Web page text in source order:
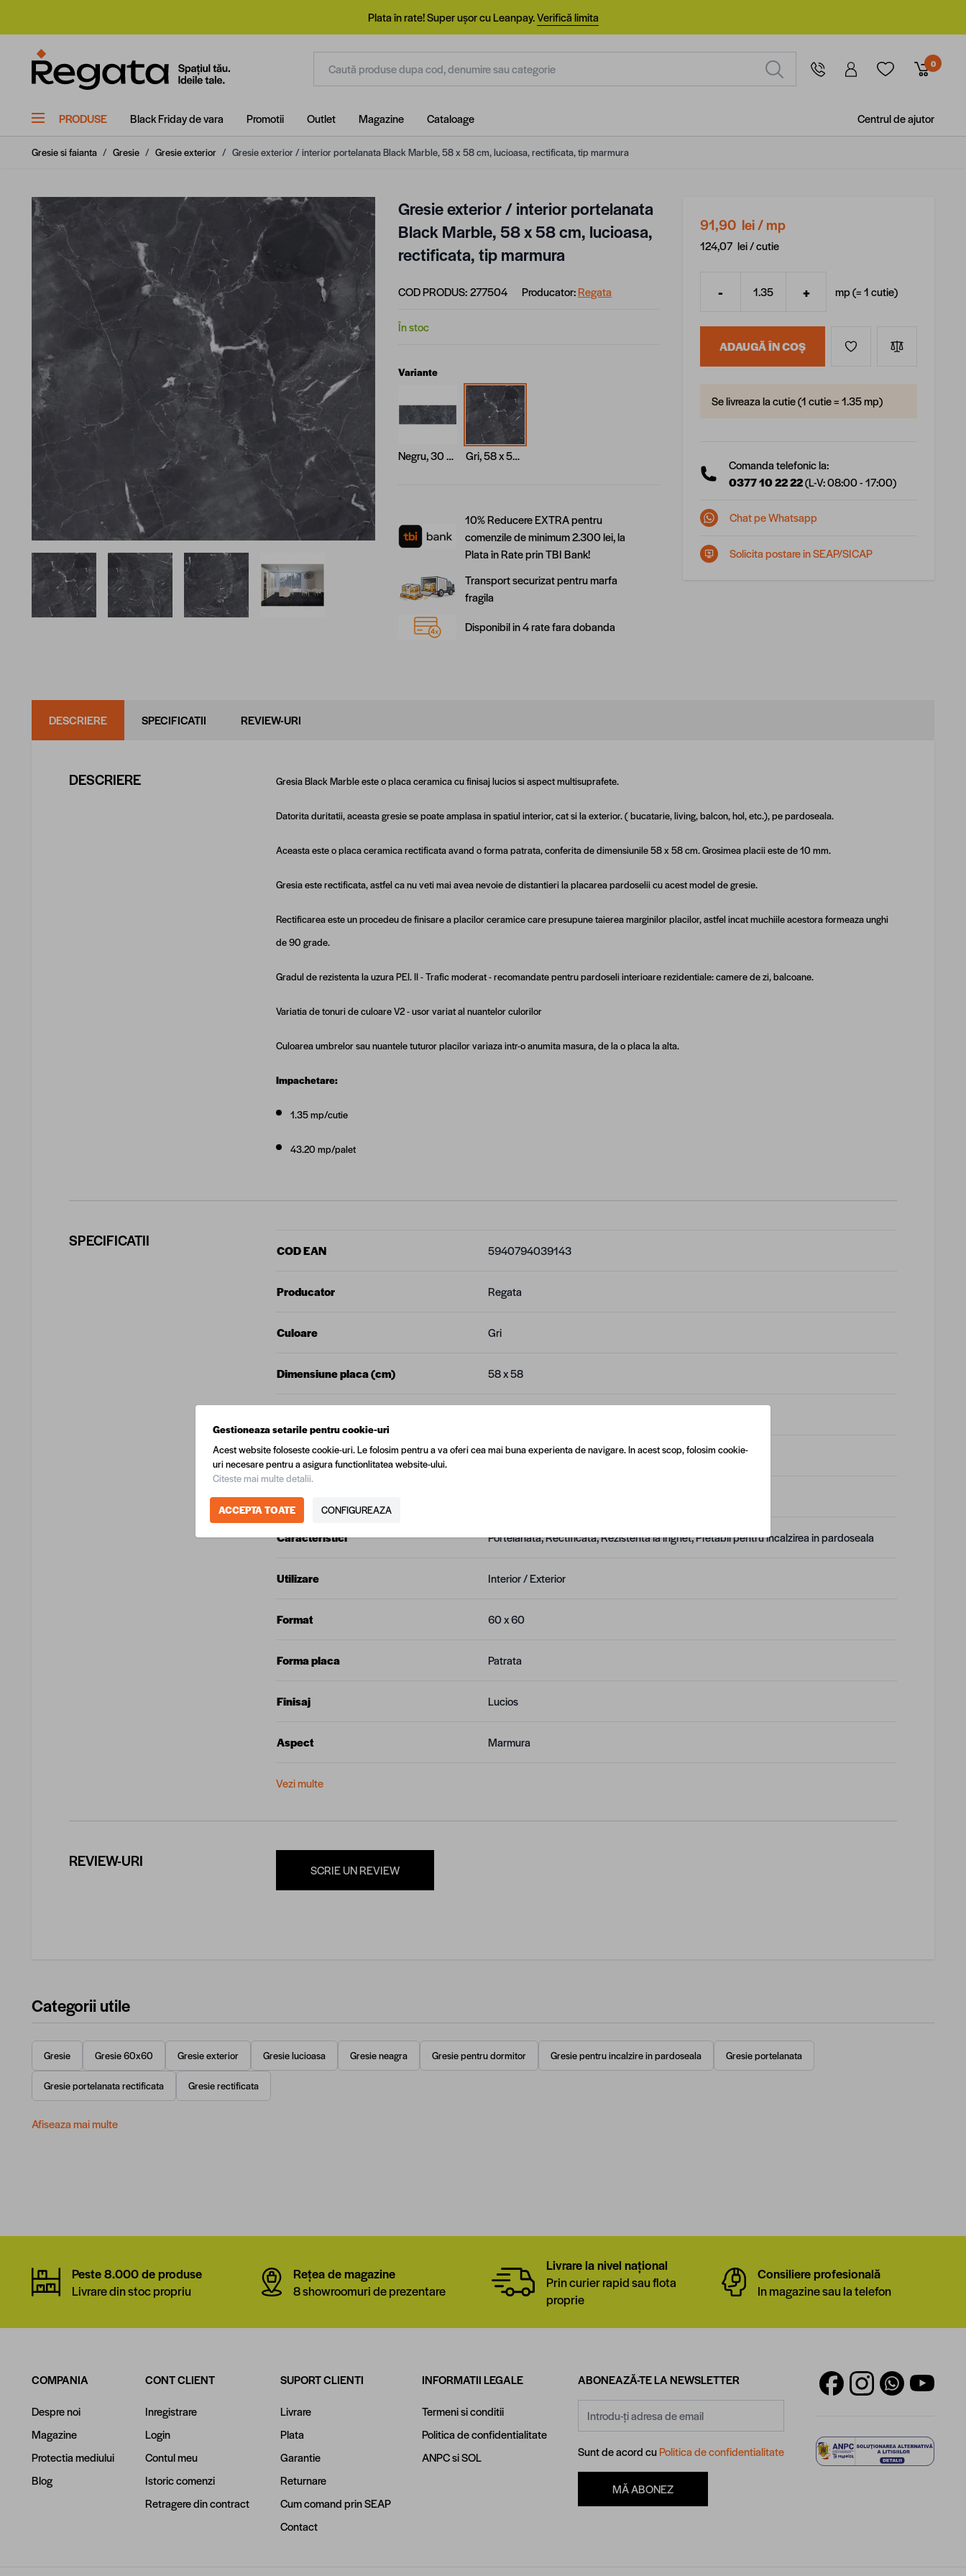
Plata în rate! Super ușor cu Leanpay.Verifică limita
0
PRODUSE Black Friday de vara Promotii Outlet Magazine Cataloage Centrul de ajutor
Gresie si faianta / Gresie / Gresie exterior / Gresie exterior / interior portelanata Black Marble, 58 x 58 cm, lucioasa, rectificata, tip marmura
View larger imageView larger imageView larger imageView larger image
Gresie exterior / interior portelanata
Black Marble, 58 x 58 cm, lucioasa,
rectificata, tip marmura
COD PRODUS:277504 Producator:Regata
În stoc
Variante
Negru, 30 x 90 cm Gri, 58 x 58 cm
10% Reducere EXTRA pentru
comenzile de minimum 2.300 lei, la
Plata în Rate prin TBI Bank!
Transport securizat pentru marfa
fragila
Disponibil in 4 rate fara dobanda
91,90 lei/ mp
124,07 lei /cutie
Cantitate
- + mp (=1cutie)
ADAUGĂ ÎN COȘ
Se livreaza la cutie (1 cutie = 1.35 mp)
Comanda telefonic la:
0377 10 22 22(L-V: 08:00 - 17:00)
Chat pe Whatsapp
Solicita postare in SEAP/SICAP
DESCRIERE SPECIFICATII REVIEW-URI
DESCRIERE Gresia Black Marble este o placa ceramica cu finisaj lucios si aspect multisuprafete.
Datorita duritatii, aceasta gresie se poate amplasa in spatiul interior, cat si la exterior. ( bucatarie, living, balcon, hol, etc.), pe pardoseala.
Aceasta este o placa ceramica rectificata avand o forma patrata, conferita de dimensiunile 58 x 58 cm. Grosimea placii este de 10 mm.
Gresia este rectificata, astfel ca nu veti mai avea nevoie de distantieri la placarea pardoselii cu acest model de gresie.
Rectificarea este un procedeu de finisare a placilor ceramice care presupune taierea marginilor placilor, astfel incat muchiile acestora formeaza unghi
de 90 grade.
Gradul de rezistenta la uzura PEI. II - Trafic moderat - recomandate pentru pardoseli interioare rezidentiale: camere de zi, balcoane.
Variatia de tonuri de culoare V2 - usor variat al nuantelor culorilor
Culoarea umbrelor sau nuantele tuturor placilor variaza intr-o anumita masura, de la o placa la alta.
Impachetare:
1.35 mp/cutie
43.20 mp/palet
SPECIFICATII
COD EAN 5940794039143
Producator Regata
Culoare Gri
Dimensiune placa (cm) 58 x 58
Latime placa (mm) 580
Grosime placa (mm)
Caracteristici Portelanata, Rectificata, Rezistenta la inghet, Pretabil pentru incalzirea in pardoseala
Utilizare Interior / Exterior
Format 60 x 60
Forma placa Patrata
Finisaj Lucios
Aspect Marmura
Vezi multe
REVIEW-URI SCRIE UN REVIEW
Categorii utile
Gresie Gresie 60x60 Gresie exterior Gresie lucioasa Gresie neagra Gresie pentru dormitor Gresie pentru incalzire in pardoseala Gresie portelanata
Gresie portelanata rectificata Gresie rectificata
Afiseaza mai multe
Peste 8.000 de produse
Livrare din stoc propriu
Rețea de magazine
8 showroomuri de prezentare
Livrare la nivel național
Prin curier rapid sau flota
proprie
Consiliere profesională
In magazine sau la telefon
COMPANIA
Despre noi
Magazine
Protectia mediului
Blog
CONT CLIENT
Inregistrare
Login
Contul meu
Istoric comenzi
Retragere din contract
SUPORT CLIENTI
Livrare
Plata
Garantie
Returnare
Cum comand prin SEAP
Contact
INFORMATII LEGALE
Termeni si conditii
Politica de confidentialitate
ANPCsiSOL
ABONEAZĂ-TE LA NEWSLETTER
Sunt de acord cuPolitica de confidentialitate
MĂ ABONEZ
Gestioneaza setarile pentru cookie-uri
Acest website foloseste cookie-uri. Le folosim pentru a va oferi cea mai buna experienta de navigare. In acest scop, folosim cookie-
uri necesare pentru a asigura functionlitatea website-ului.
Citeste mai multe detalii.
ACCEPTA TOATE CONFIGUREAZA